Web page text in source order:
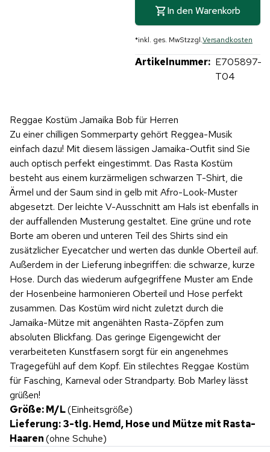
In den Warenkorb
*inkl. ges. MwStzzgl.Versandkosten
Artikelnummer: E705897-
T04
Reggae Kostüm Jamaika Bob für Herren
Zu einer chilligen Sommerparty gehört Reggea-Musik
einfach dazu! Mit diesem lässigen Jamaika-Outfit sind Sie
auch optisch perfekt eingestimmt. Das Rasta Kostüm
besteht aus einem kurzärmeligen schwarzen T-Shirt, die
Ärmel und der Saum sind in gelb mit Afro-Look-Muster
abgesetzt. Der leichte V-Ausschnitt am Hals ist ebenfalls in
der auffallenden Musterung gestaltet. Eine grüne und rote
Borte am oberen und unteren Teil des Shirts sind ein
zusätzlicher Eyecatcher und werten das dunkle Oberteil auf.
Außerdem in der Lieferung inbegriffen: die schwarze, kurze
Hose. Durch das wiederum aufgegriffene Muster am Ende
der Hosenbeine harmonieren Oberteil und Hose perfekt
zusammen. Das Kostüm wird nicht zuletzt durch die
Jamaika-Mütze mit angenähten Rasta-Zöpfen zum
absoluten Blickfang. Das geringe Eigengewicht der
verarbeiteten Kunstfasern sorgt für ein angenehmes
Tragegefühl auf dem Kopf. Ein stilechtes Reggae Kostüm
für Fasching, Karneval oder Strandparty. Bob Marley lässt
grüßen!
Größe: M/L(Einheitsgröße)
Lieferung:3-tlg. Hemd, Hose und Mütze mit Rasta-
Haaren(ohne Schuhe)